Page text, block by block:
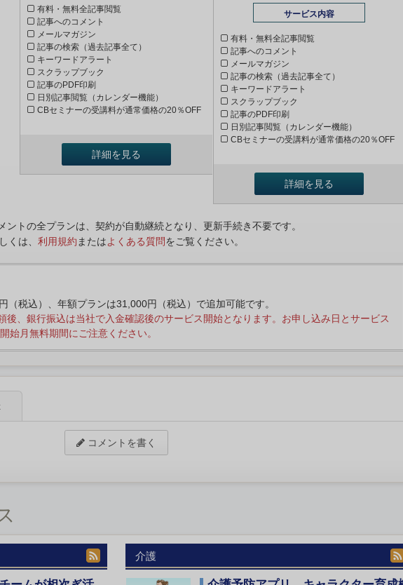
有料・無料全記事閲覧
記事へのコメント
メールマガジン
記事の検索（過去記事全て）
キーワードアラート
スクラップブック
記事のPDF印刷
日別記事閲覧（カレンダー機能）
CBセミナーの受講料が通常価格の20％OFF
詳細を見る
サービス内容
有料・無料全記事閲覧
記事へのコメント
メールマガジン
記事の検索（過去記事全て）
キーワードアラート
スクラップブック
記事のPDF印刷
日別記事閲覧（カレンダー機能）
CBセミナーの受講料が通常価格の20％OFF
詳細を見る
ントの全プランは、契約が自動継続となり、更新手続き不要です。
くは、 利用規約 またはよくある質問をご覧ください。
税込）、年額プランは31,000円（税込）で追加可能です。
後、銀行振込は当社で入金確認後のサービス開始となります。お申し込み日とサービス
始月無料期間にご注意ください。
コメントを書く
介護